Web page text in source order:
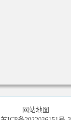
网站地图